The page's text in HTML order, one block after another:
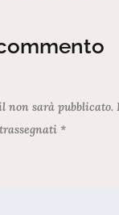
non sarà pubblicato.
*